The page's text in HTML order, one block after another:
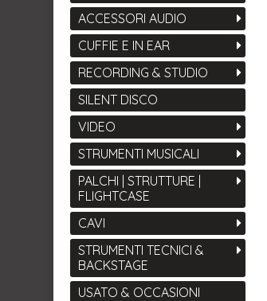
ACCESSORI AUDIO
CUFFIE E IN EAR
RECORDING & STUDIO
SILENT DISCO
VIDEO
STRUMENTI MUSICALI
PALCHI | STRUTTURE |
FLIGHTCASE
CAVI
STRUMENTI TECNICI &
BACKSTAGE
USATO & OCCASIONI